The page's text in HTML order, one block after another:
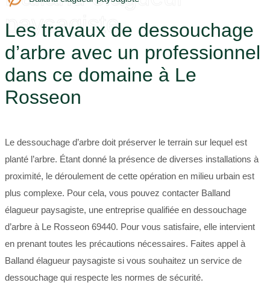
paysagiste
Les travaux de dessouchage
d’arbre avec un professionnel
dans ce domaine à Le
Rosseon
Le dessouchage d’arbre doit préserver le terrain sur lequel est
planté l’arbre. Étant donné la présence de diverses installations à
proximité, le déroulement de cette opération en milieu urbain est
plus complexe. Pour cela, vous pouvez contacter Balland
élagueur paysagiste, une entreprise qualifiée en dessouchage
d’arbre à Le Rosseon 69440. Pour vous satisfaire, elle intervient
en prenant toutes les précautions nécessaires. Faites appel à
Balland élagueur paysagiste si vous souhaitez un service de
dessouchage qui respecte les normes de sécurité.